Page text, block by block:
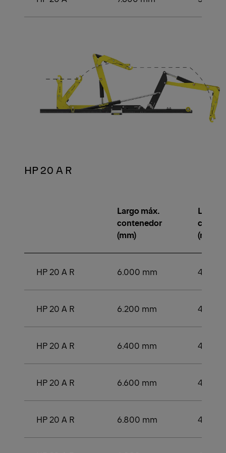
HP 20 A R
Largo máx.
contenedor
(mm)
Largo
(mm)
HP 20 A R 6.000 mm 4.000
HP 20 A R 6.200 mm 4.200
HP 20 A R 6.400 mm 4.400
HP 20 A R 6.600 mm 4.600
HP 20 A R 6.800 mm 4.600